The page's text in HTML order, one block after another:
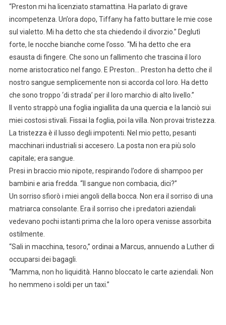
“Preston mi ha licenziato stamattina. Ha parlato di grave
incompetenza. Un’ora dopo, Tiffany ha fatto buttare le mie cose
sul vialetto. Mi ha detto che sta chiedendo il divorzio.” Deglutì
forte, le nocche bianche come l’osso. “Mi ha detto che era
esausta di fingere. Che sono un fallimento che trascina il loro
nome aristocratico nel fango. E Preston… Preston ha detto che il
nostro sangue semplicemente non si accorda col loro. Ha detto
che sono troppo ‘di strada’ per il loro marchio di alto livello.”
Il vento strappò una foglia ingiallita da una quercia e la lanciò sui
miei costosi stivali. Fissai la foglia, poi la villa. Non provai tristezza.
La tristezza è il lusso degli impotenti. Nel mio petto, pesanti
macchinari industriali si accesero. La posta non era più solo
capitale; era sangue.
Presi in braccio mio nipote, respirando l’odore di shampoo per
bambini e aria fredda. “Il sangue non combacia, dici?”
Un sorriso sfiorò i miei angoli della bocca. Non era il sorriso di una
matriarca consolante. Era il sorriso che i predatori aziendali
vedevano pochi istanti prima che la loro opera venisse assorbita
ostilmente.
“Sali in macchina, tesoro,” ordinai a Marcus, annuendo a Luther di
occuparsi dei bagagli.
“Mamma, non ho liquidità. Hanno bloccato le carte aziendali. Non
ho nemmeno i soldi per un taxi.”